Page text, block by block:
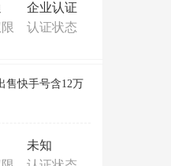
企业认证
认证状态
售快手号含12万
未知